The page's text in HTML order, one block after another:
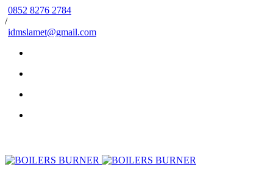
0852 8276 2784
/
idmslamet@gmail.com